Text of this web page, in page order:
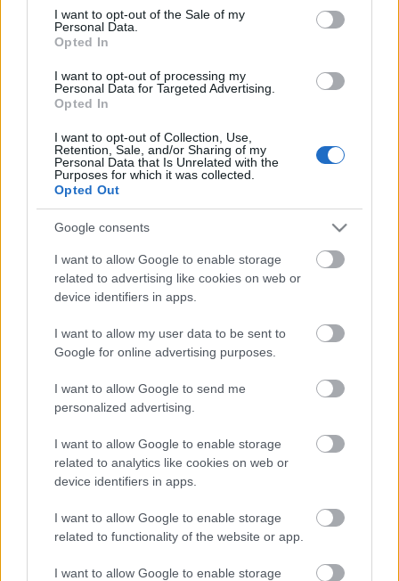
consent section.
I want to opt-out of the Sale of my
Personal Data.
Opted In
I want to opt-out of processing my
Personal Data for Targeted Advertising.
Opted In
I want to opt-out of Collection, Use,
Retention, Sale, and/or Sharing of my
Personal Data that Is Unrelated with the
Purposes for which it was collected.
Opted Out
Google consents
I want to allow Google to enable storage
related to advertising like cookies on web or
device identifiers in apps.
I want to allow my user data to be sent to
Google for online advertising purposes.
I want to allow Google to send me
personalized advertising.
I want to allow Google to enable storage
related to analytics like cookies on web or
device identifiers in apps.
I want to allow Google to enable storage
related to functionality of the website or app.
I want to allow Google to enable storage
másodfokúra csökken a riasztás
HIRDETÉS
Paks II.: Mit jelent az 5. blokk új
mérföldköve a felülvizsgálat
árnyékában?
Fontos a postaládákba költöző
széncinegék védelme
Amire többmillióan vártunk: szombattól
másodfokúra csökken a riasztás